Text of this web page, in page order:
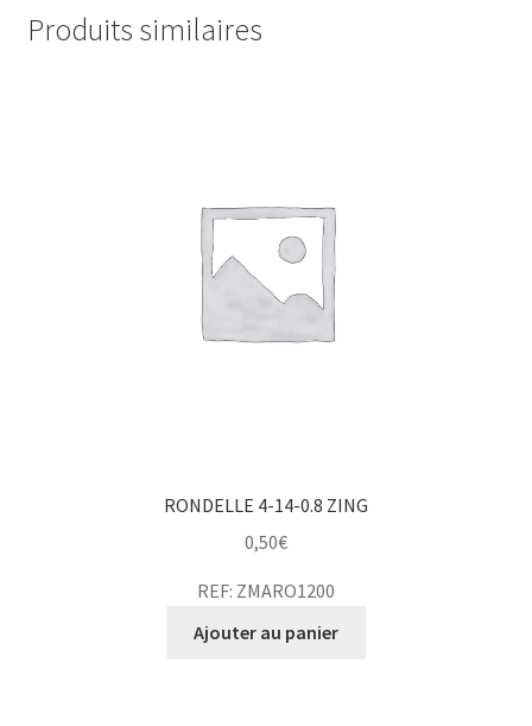
Produits similaires
RONDELLE 4-14-0.8 ZING
0,50€
REF: ZMARO1200
Ajouter au panier